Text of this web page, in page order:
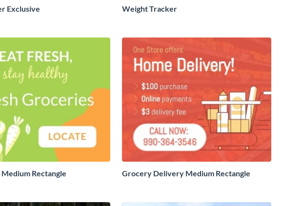
Exclusive Weight Tracker
Rectangle Grocery Delivery Medium Rectangle